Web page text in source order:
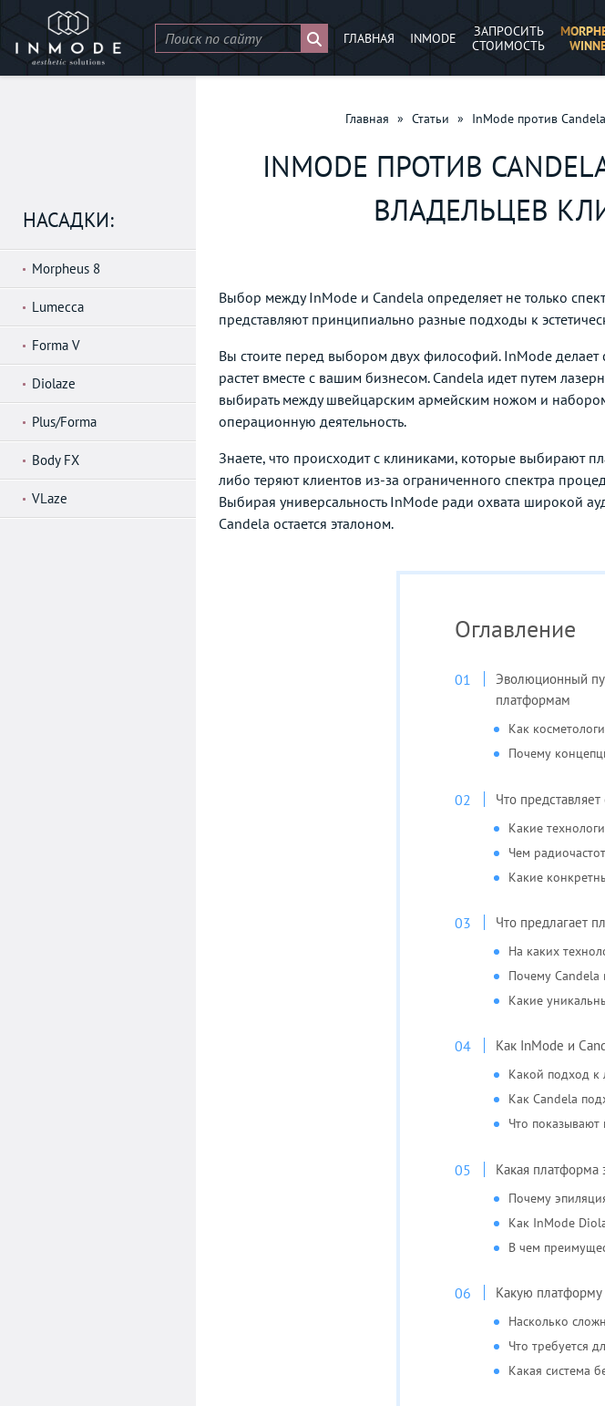
ГЛАВНАЯ INMODE
ЗАПРОСИТЬ
СТОИМОСТЬ
НАСАДКИ:
Morpheus 8
Lumecca
Forma V
Diolaze
Plus/Forma
Body FX
VLaze
Главная » Статьи » InMode против
INMODE ПРОТИВ
ВЛАДЕЛЬЦЕВ
Выбор между InMode и Candela определяет не только
представляют принципиально разные подходы к
Вы стоите перед выбором двух философий. InMode делает
растет вместе с вашим бизнесом. Candela идет путем
выбирать между швейцарским армейским ножом и
операционную деятельность.
Знаете, что происходит с клиниками, которые выбирают
либо теряют клиентов из-за ограниченного спектра
Выбирая универсальность InMode ради охвата широкой
Candela остается эталоном.
Оглавление
Эволюционный
платформам
Как
Почему
Что
Какие
Чем
Какие
Что предлагает
На каких
Почему Candela
Какие
Как InMode и
Какой подход к
Как Candela
Что
Какая платформа
Почему
Как InMode
В чем
Какую платформу
Насколько
Что требуется
Какая система